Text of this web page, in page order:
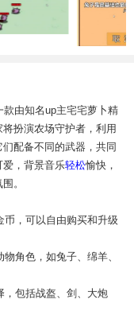
款由知名up主宅宅萝卜精
扮演农场守护者，利用
配备不同的武器，共同
爱，背景音乐轻松愉快，
。
，可以自由购买和升级
角色，如兔子、绵羊、
，包括战盔、剑、大炮